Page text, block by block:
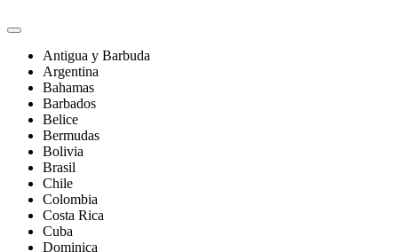
Antigua y Barbuda
Argentina
Bahamas
Barbados
Belice
Bermudas
Bolivia
Brasil
Chile
Colombia
Costa Rica
Cuba
Dominica